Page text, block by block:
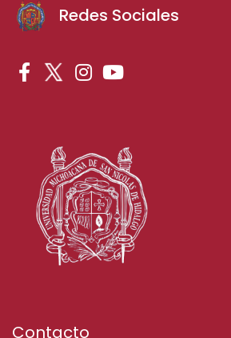
Redes Sociales
Contacto